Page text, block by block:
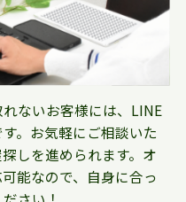
ないお客様には、LINE
。お気軽にご相談いた
しを進められます。オ
能なので、自身に合っ